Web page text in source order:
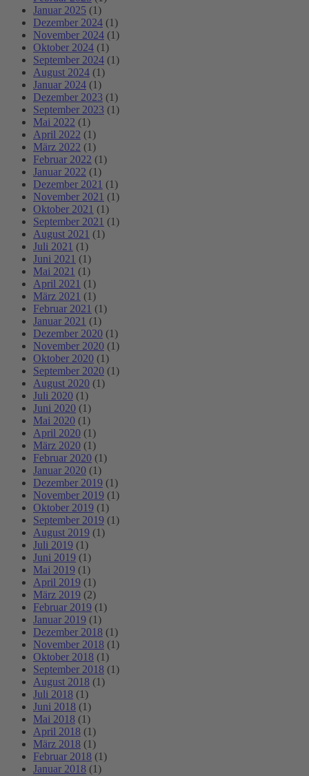
Januar 2025 (1)
Dezember 2024 (1)
November 2024 (1)
Oktober 2024 (1)
September 2024 (1)
August 2024 (1)
Januar 2024 (1)
Dezember 2023 (1)
September 2023 (1)
Mai 2022 (1)
April 2022 (1)
März 2022 (1)
Februar 2022 (1)
Januar 2022 (1)
Dezember 2021 (1)
November 2021 (1)
Oktober 2021 (1)
September 2021 (1)
August 2021 (1)
Juli 2021 (1)
Juni 2021 (1)
Mai 2021 (1)
April 2021 (1)
März 2021 (1)
Februar 2021 (1)
Januar 2021 (1)
Dezember 2020 (1)
November 2020 (1)
Oktober 2020 (1)
September 2020 (1)
August 2020 (1)
Juli 2020 (1)
Juni 2020 (1)
Mai 2020 (1)
April 2020 (1)
März 2020 (1)
Februar 2020 (1)
Januar 2020 (1)
Dezember 2019 (1)
November 2019 (1)
Oktober 2019 (1)
September 2019 (1)
August 2019 (1)
Juli 2019 (1)
Juni 2019 (1)
Mai 2019 (1)
April 2019 (1)
März 2019 (2)
Februar 2019 (1)
Januar 2019 (1)
Dezember 2018 (1)
November 2018 (1)
Oktober 2018 (1)
September 2018 (1)
August 2018 (1)
Juli 2018 (1)
Juni 2018 (1)
Mai 2018 (1)
April 2018 (1)
März 2018 (1)
Februar 2018 (1)
Januar 2018 (1)